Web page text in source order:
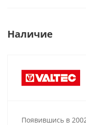
Наличие
Появившись в